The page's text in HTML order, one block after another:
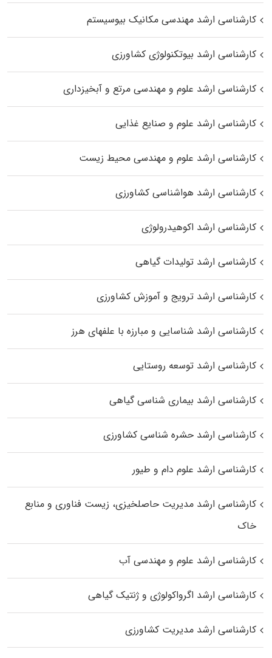
کارشناسی ارشد مهندسی مکانیک بیوسیستم
کارشناسی ارشد بیوتکنولوژی کشاورزی
کارشناسی ارشد علوم و مهندسی مرتع و آبخیزداری
کارشناسی ارشد علوم و صنایع غذایی
کارشناسی ارشد علوم و مهندسی محیط زیست
کارشناسی ارشد هواشناسی کشاورزی
کارشناسی ارشد اکوهیدرولوژی
کارشناسی ارشد تولیدات گیاهی
کارشناسی ارشد ترویج و آموزش کشاورزی
کارشناسی ارشد شناسایی و مبارزه با علفهای هرز
کارشناسی ارشد توسعه روستایی
کارشناسی ارشد بیماری‌ شناسی گیاهی
کارشناسی ارشد حشره‌ شناسی کشاورزی
کارشناسی ارشد علوم دام و طیور
کارشناسی ارشد مدیریت حاصلخیزی، زیست فناوری و منابع
خاک
کارشناسی ارشد علوم و مهندسی آب
کارشناسی ارشد اگرواکولوژی و ژنتیک گیاهی
کارشناسی ارشد مدیریت کشاورزی